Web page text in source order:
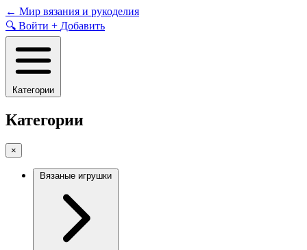
Skip
to
content
← Мир вязания и рукоделия
🔍 Войти + Добавить
Категории
Категории
×
Вязаные игрушки